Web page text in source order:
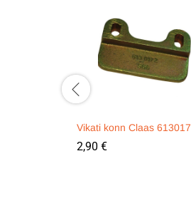
Vikati konn Claas 613017
2,90 €